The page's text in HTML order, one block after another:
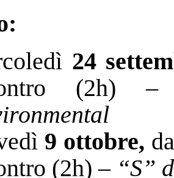
24
(2h)
9 ottobre,
(2h) – “S”